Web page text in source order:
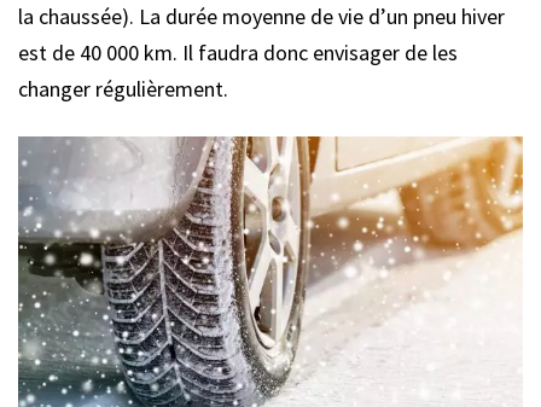
la chaussée). La durée moyenne de vie d’un pneu hiver
est de 40 000 km. Il faudra donc envisager de les
changer régulièrement.